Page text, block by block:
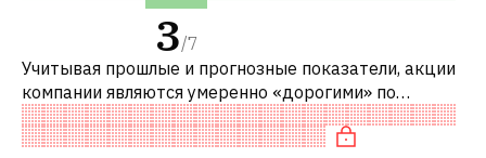
3/7
Учитывая прошлые и прогнозные показатели, акции
компании являются умеренно «дорогими» по
сравнению с аналогичными компаниями. В
частности, акция компании разумно оценена